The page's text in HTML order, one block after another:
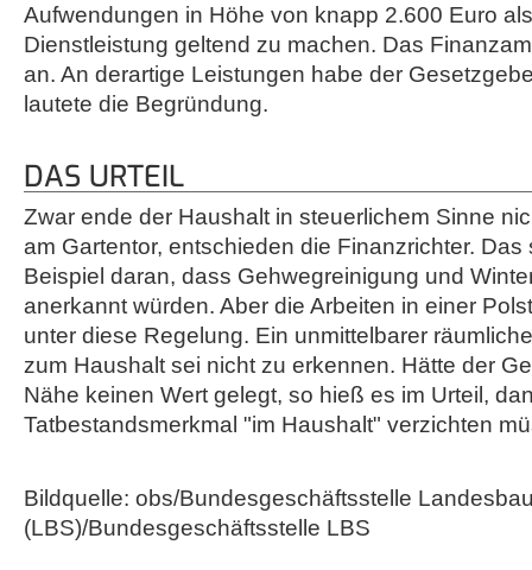
Aufwendungen in Höhe von knapp 2.600 Euro
Dienstleistung geltend zu machen. Das
an. An derartige Leistungen habe der
lautete die Begründung.
DAS URTEIL
Zwar ende der Haushalt in steuerlichem Sinne
am Gartentor, entschieden die Finanzrichter. Das
Beispiel daran, dass Gehwegreinigung und
anerkannt würden. Aber die Arbeiten in einer
unter diese Regelung. Ein unmittelbarer
zum Haushalt sei nicht zu erkennen. Hätte der
Nähe keinen Wert gelegt, so hieß es im Urteil,
Tatbestandsmerkmal "im Haushalt" verzichten
Bildquelle: obs/Bundesgeschäftsstelle
(LBS)/Bundesgeschäftsstelle LBS